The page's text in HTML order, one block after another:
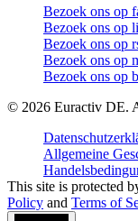
Bezoek ons op
Bezoek ons op
Bezoek ons op
Bezoek ons op
Bezoek ons op
© 2026 Euractiv DE.
Allgemeine
This site is protected
Policy and Terms of